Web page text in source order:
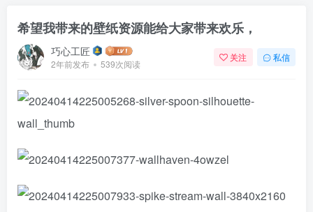
希望我带来的壁纸资源能给大家带来欢乐，
巧心工匠
2年前发布 539次阅读
关注 私信